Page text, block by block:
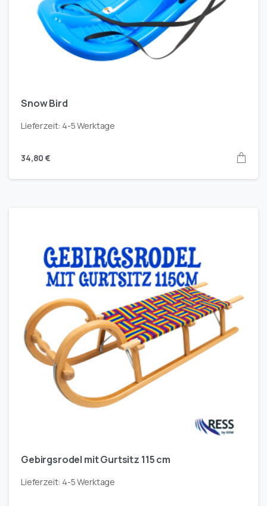
Snow Bird
Lieferzeit: 4-5 Werktage
34,80€
Gebirgsrodel mit Gurtsitz 115 cm
Lieferzeit: 4-5 Werktage